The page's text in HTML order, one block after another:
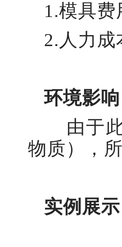
1.模具费
2.人力
环境影响
由于此
物质），
实例展示